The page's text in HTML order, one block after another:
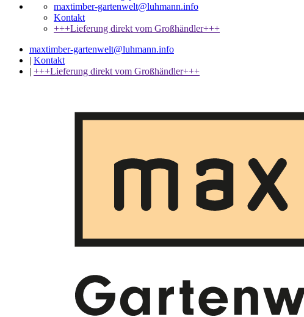
maxtimber-gartenwelt@luhmann.info
Kontakt
+++Lieferung direkt vom Großhändler+++
maxtimber-gartenwelt@luhmann.info
| Kontakt
| +++Lieferung direkt vom Großhändler+++